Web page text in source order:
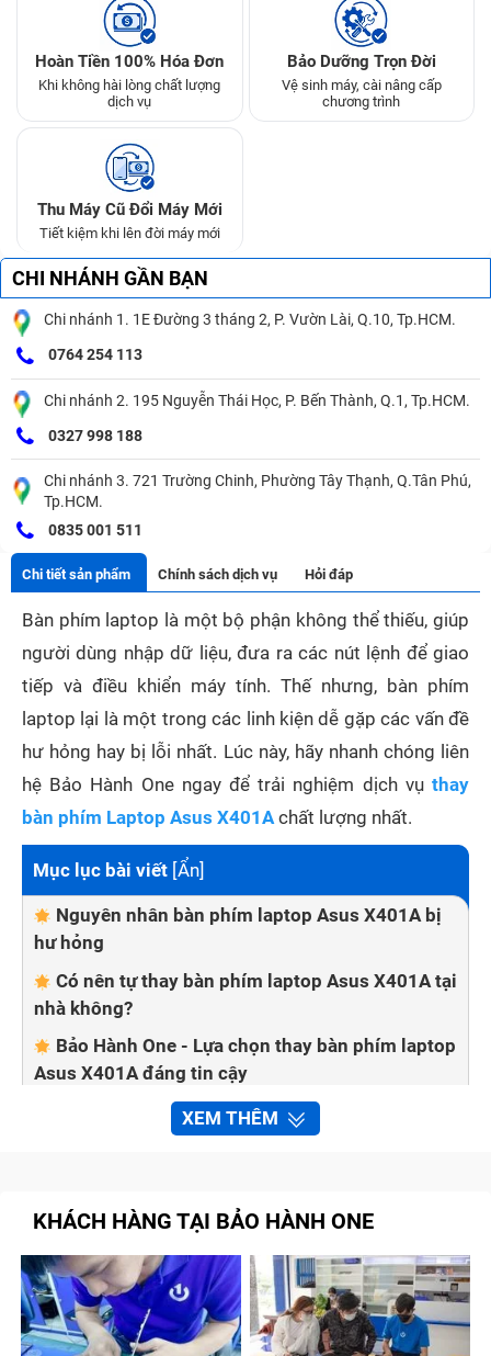
Hoàn Tiền 100% Hóa Đơn
Khi không hài lòng chất lượng
dịch vụ
Bảo Dưỡng Trọn Đời
Vệ sinh máy, cài nâng cấp
chương trình
Thu Máy Cũ Đổi Máy Mới
Tiết kiệm khi lên đời máy mới
CHI NHÁNH GẦN BẠN
Chi nhánh 1. 1E Đường 3 tháng 2, P. Vườn Lài, Q.10, Tp.HCM.
0764 254 113
Chi nhánh 2. 195 Nguyễn Thái Học, P. Bến Thành, Q.1, Tp.HCM.
0327 998 188
Chi nhánh 3. 721 Trường Chinh, Phường Tây Thạnh, Q.Tân Phú,
Tp.HCM.
0835 001 511
Chi tiết sản phẩm Chính sách dịch vụ Hỏi đáp
Bàn phím laptop là một bộ phận không thể thiếu, giúp
người dùng nhập dữ liệu, đưa ra các nút lệnh để giao
tiếp và điều khiển máy tính. Thế nhưng, bàn phím
laptop lại là một trong các linh kiện dễ gặp các vấn đề
hư hỏng hay bị lỗi nhất. Lúc này, hãy nhanh chóng liên
hệ Bảo Hành One ngay để trải nghiệm dịch vụ thay
bàn phím Laptop Asus X401Achất lượng nhất.
Mục lục bài viết [Ẩn]
Nguyên nhân bàn phím laptop Asus X401A bị
hư hỏng
Có nên tự thay bàn phím laptop Asus X401A tại
nhà không?
Bảo Hành One - Lựa chọn thay bàn phím laptop
Asus X401A đáng tin cậy
Giá cả cạnh tranh cao
Đội ngũ kỹ thuật viên chuyên môn cao
Quy trình thay bàn phím laptop Asus X401A tại
Bảo Hành One
Bước 1: Tư vấn trực tuyến
XEM THÊM
KHÁCH HÀNG TẠI BẢO HÀNH ONE